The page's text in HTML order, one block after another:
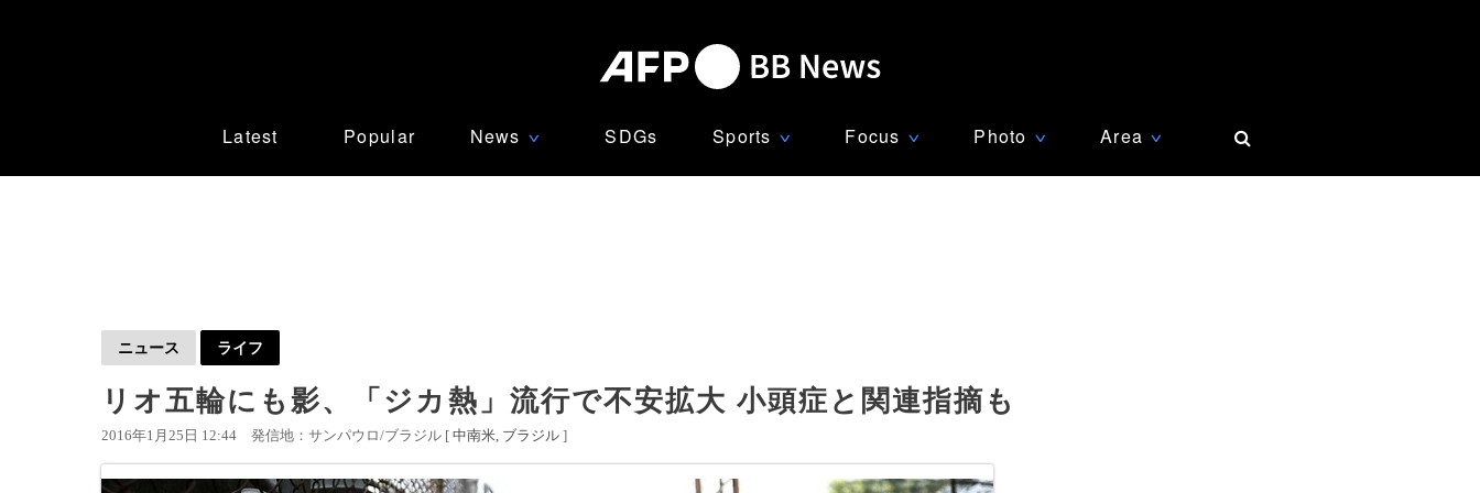
Latest Popular News ∨ SDGs Sports ∨ Focus ∨ Photo ∨ Area ∨
ニュース ライフ
リオ五輪にも影、「ジカ熱」流行で不安拡大 小頭症と関連指摘も
2016年1月25日 12:44 発信地：サンパウロ/ブラジル [ 中南米 ブラジル ]